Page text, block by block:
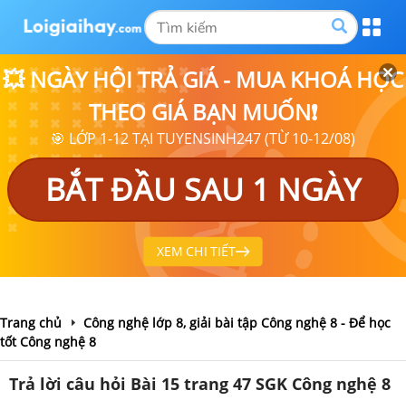
💥 NGÀY HỘI TRẢ GIÁ - MUA KHOÁ HỌC
THEO GIÁ BẠN MUỐN❗
🎯 LỚP 1-12 TẠI TUYENSINH247 (TỪ 10-12/08)
BẮT ĐẦU SAU 1 NGÀY
XEM CHI TIẾT
Trang chủ
Công nghệ lớp 8, giải bài tập Công nghệ 8 - Để học
tốt Công nghệ 8
Trả lời câu hỏi Bài 15 trang 47 SGK Công nghệ 8